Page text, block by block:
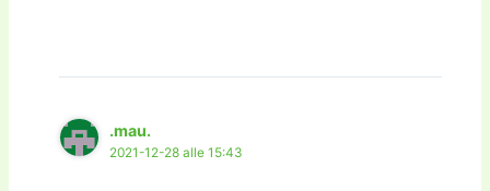
.mau.
2021-12-28 alle 15:43